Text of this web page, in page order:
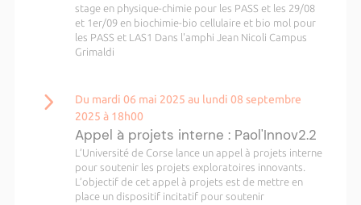
stage en physique-chimie pour les PASS et les 29/08
et 1er/09 en biochimie-bio cellulaire et bio mol pour
les PASS et LAS1 Dans l'amphi Jean Nicoli Campus
Grimaldi
Du mardi 06 mai 2025 au lundi 08 septembre
2025 à 18h00
Appel à projets interne : Paol'Innov2.2
L’Université de Corse lance un appel à projets interne
pour soutenir les projets exploratoires innovants.
L’objectif de cet appel à projets est de mettre en
place un dispositif incitatif pour soutenir